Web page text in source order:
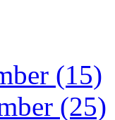
(15)
(25)